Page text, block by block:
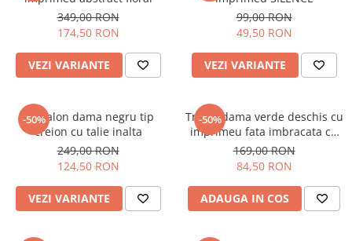
349,00 RON
174,50 RON
VEZI VARIANTE
99,00 RON
49,50 RON
VEZI VARIANTE
-50%
Pantalon dama negru tip
creion cu talie inalta
249,00 RON
124,50 RON
VEZI VARIANTE
-50%
Tricou dama verde deschis cu
imprimeu fata imbracata cu
alb si inghetata in mana
169,00 RON
84,50 RON
ADAUGA IN COS